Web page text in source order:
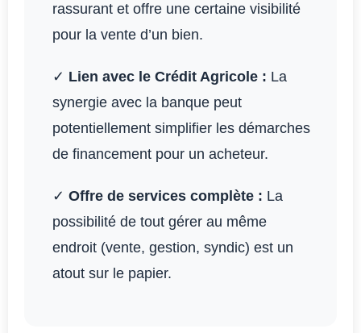
rassurant et offre une certaine visibilité
pour la vente d’un bien.
✓ Lien avec le Crédit Agricole : La
synergie avec la banque peut
potentiellement simplifier les démarches
de financement pour un acheteur.
✓ Offre de services complète : La
possibilité de tout gérer au même
endroit (vente, gestion, syndic) est un
atout sur le papier.